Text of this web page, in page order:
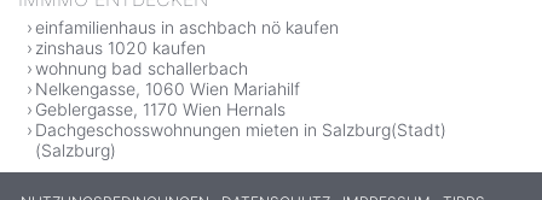
einfamilienhaus in aschbach nö kaufen
zinshaus 1020 kaufen
wohnung bad schallerbach
Nelkengasse, 1060 Wien Mariahilf
Geblergasse, 1170 Wien Hernals
Dachgeschosswohnungen mieten in Salzburg(Stadt)
(Salzburg)